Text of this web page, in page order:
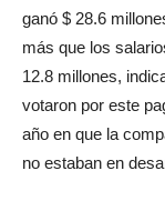
ganó $ 28.6
más que los
12.8 millones,
votaron por este
año en que la
no estaban en